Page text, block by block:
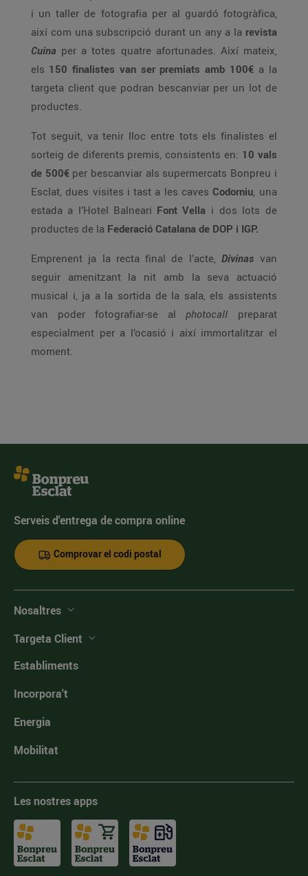
i un taller de fotografia per al guardó fotogràfica,
així com una subscripció durant un any a la revista
Cuina per a totes quatre afortunades. Així mateix,
els 150 finalistes van ser premiats amb 100€ a la
targeta client que podran bescanviar per un lot de
productes.
Tot seguit, va tenir lloc entre tots els finalistes el
sorteig de diferents premis, consistents en: 10 vals
de 500€ per bescanviar als supermercats Bonpreu i
Esclat, dues visites i tast a les caves Codorniu, una
estada a l’Hotel Balneari Font Vella i dos lots de
productes de la Federació Catalana de DOP i IGP.
Emprenent ja la recta final de l’acte, Divinas van
seguir amenitzant la nit amb la seva actuació
musical i, ja a la sortida de la sala, els assistents
van poder fotografiar-se al photocall preparat
especialment per a l’ocasió i així immortalitzar el
moment.
Serveis d'entrega de compra online
Comprovar el codi postal
Nosaltres
Targeta Client
Establiments
Incorpora't
Energia
Mobilitat
Les nostres apps